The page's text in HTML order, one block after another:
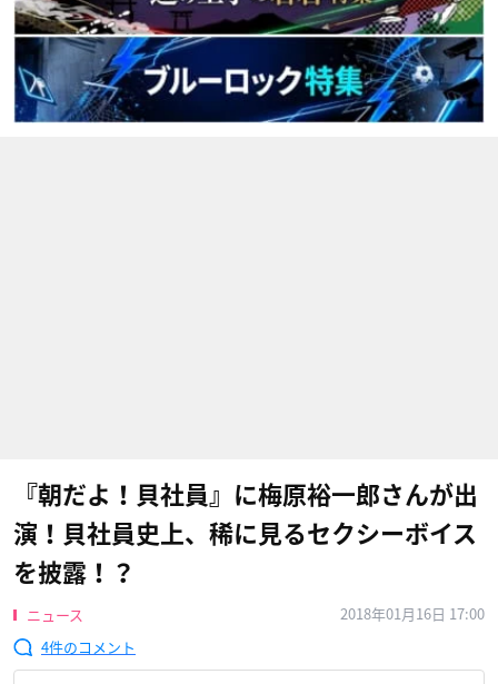
『朝だよ！貝社員』に梅原裕一郎さんが出
演！貝社員史上、稀に見るセクシーボイス
を披露！？
ニュース
2018年01月16日 17:00
4